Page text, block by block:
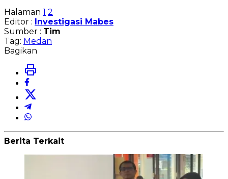
Halaman 1 2
Editor : Investigasi Mabes
Sumber : Tim
Tag: Medan
Bagikan
Berita Terkait